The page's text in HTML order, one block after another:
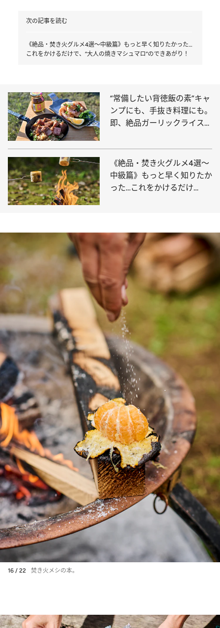
次の記事を読む
《絶品・焚き火グルメ4選～中級篇》もっと早く知りたかった…
これをかけるだけで、“大人の焼きマシュマロ”のできあがり！
“常備したい背徳飯の素”キャ
ンプにも、手抜き料理にも。
即、絶品ガーリックライスや
ドア調味料
《絶品・焚き火グルメ4選～
中級篇》もっと早く知りたか
った…これをかけるだけ
16 / 22 焚き火メシの本。